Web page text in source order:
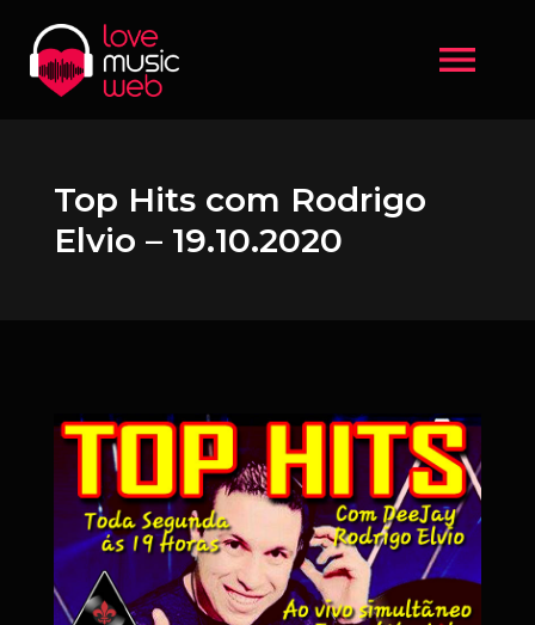
menu
Top Hits com Rodrigo
Elvio – 19.10.2020